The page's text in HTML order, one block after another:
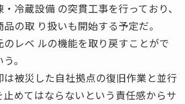
冷蔵設備 の突貫工事を行っており、
の取 り扱いも開始する予定だ。
レベ ルの機能を取り戻すことがで
。
被災した自社拠点の復旧作業と並行
止めてはならないという責任感からサ